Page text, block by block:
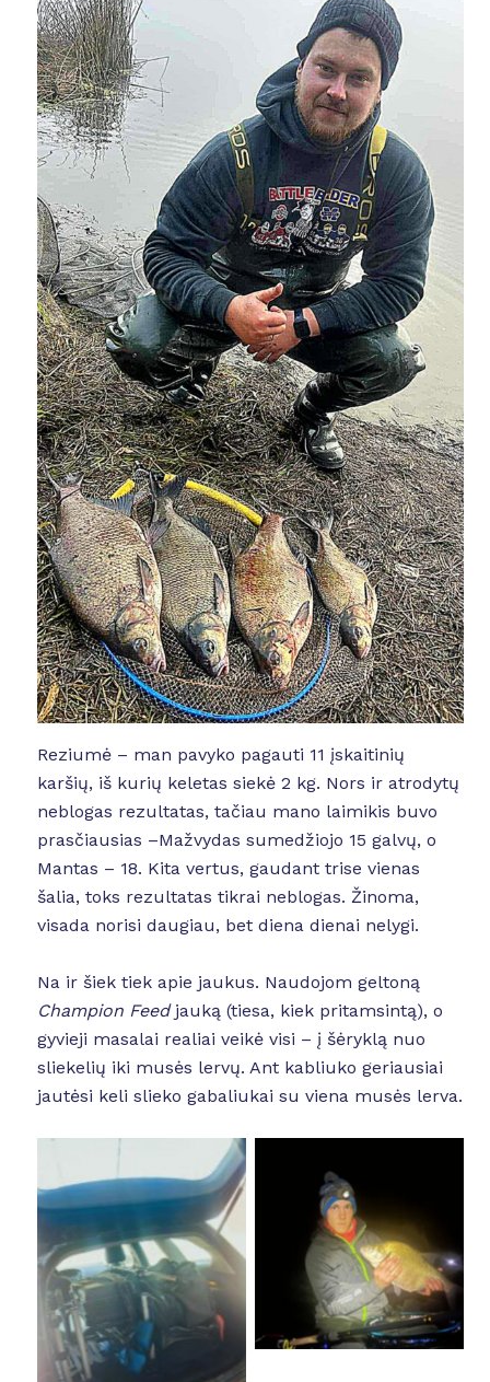
Reziumė – man pavyko pagauti 11 įskaitinių
karšių, iš kurių keletas siekė 2 kg. Nors ir atrodytų
neblogas rezultatas, tačiau mano laimikis buvo
prasčiausias –Mažvydas sumedžiojo 15 galvų, o
Mantas – 18. Kita vertus, gaudant trise vienas
šalia, toks rezultatas tikrai neblogas. Žinoma,
visada norisi daugiau, bet diena dienai nelygi.
Na ir šiek tiek apie jaukus. Naudojom geltoną
Champion Feedjauką (tiesa, kiek pritamsintą), o
gyvieji masalai realiai veikė visi – į šėryklą nuo
sliekelių iki musės lervų. Ant kabliuko geriausiai
jautėsi keli slieko gabaliukai su viena musės lerva.
No Caption
No Caption